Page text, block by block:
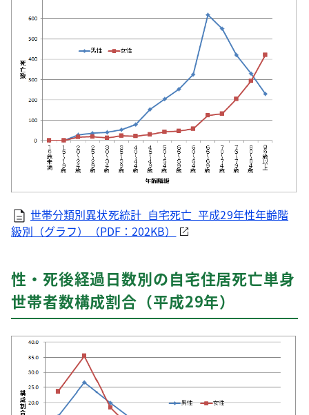
世帯分類別異状死統計_自宅死亡_平成29年性年齢階
級別（グラフ）（PDF：202KB）
性・死後経過日数別の自宅住居死亡単身
世帯者数構成割合（平成29年）